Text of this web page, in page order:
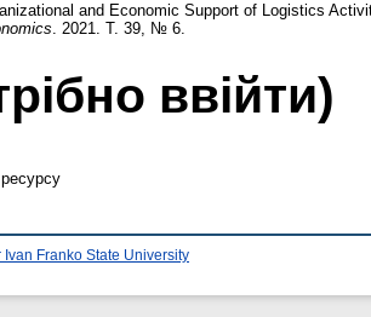
and Economic Support of Logistics
. 2021. Т. 39, № 6.
ввійти)
Ivan Franko State University